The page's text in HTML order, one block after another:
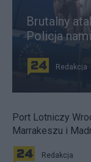
Brutalny
Policja
Redakcja
Port Lotniczy
Marrakeszu i
Redakcja